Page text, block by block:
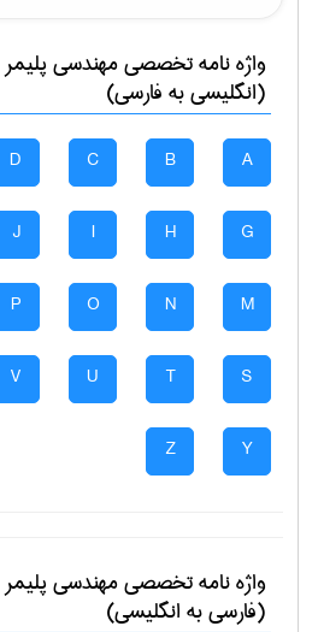
واژه نامه تخصصیمهندسی پليمر
(انگلیسی به فارسی)
A
B
C
D
G
H
I
J
M
N
O
P
S
T
U
V
Y
Z
واژه نامه تخصصیمهندسی پليمر
(فارسی به انگلیسی)